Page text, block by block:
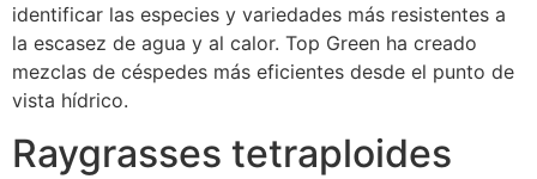
identificar las especies y variedades más resistentes a
la escasez de agua y al calor. Top Green ha creado
mezclas de céspedes más eficientes desde el punto de
vista hídrico.
Raygrasses tetraploides